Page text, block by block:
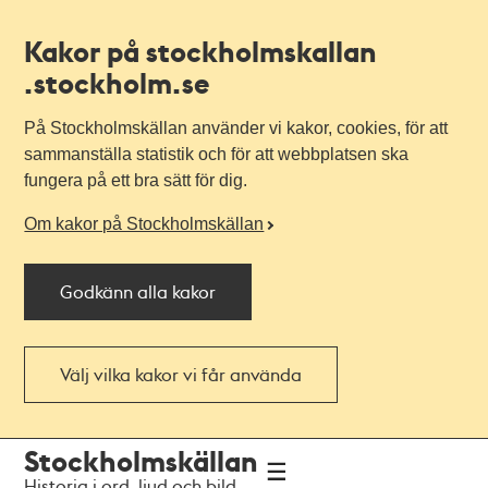
Kakor på stockholmskallan
.stockholm.se
På Stockholmskällan använder vi kakor, cookies, för att
sammanställa statistik och för att webbplatsen ska
fungera på ett bra sätt för dig.
Om kakor på Stockholmskällan
Godkänn alla kakor
Välj vilka kakor vi får använda
navigationen
huvudinnehållet
Stockholmskällan